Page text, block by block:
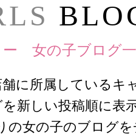
ー 女の子ブログ
舗に所属しているキ
新しい投稿順に表
の女の子のブログ